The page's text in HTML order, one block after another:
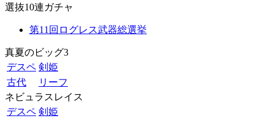
選抜10連ガチャ
第11回ログレス武器総選挙
真夏のビッグ3
デスペ 剣姫
古代
リーフ
ネビュラスレイス
デスペ 剣姫